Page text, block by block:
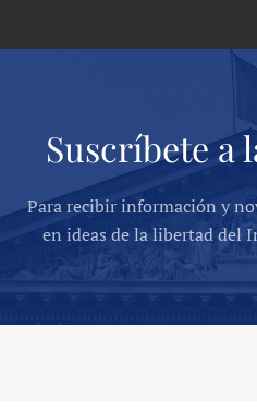
Suscríbete a
Para recibir información y
en ideas de la libertad del